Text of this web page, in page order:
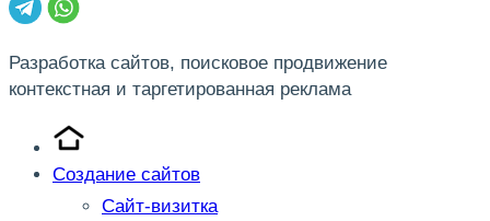
Разработка сайтов, поисковое продвижение
контекстная и таргетированная реклама
Создание сайтов
Сайт-визитка